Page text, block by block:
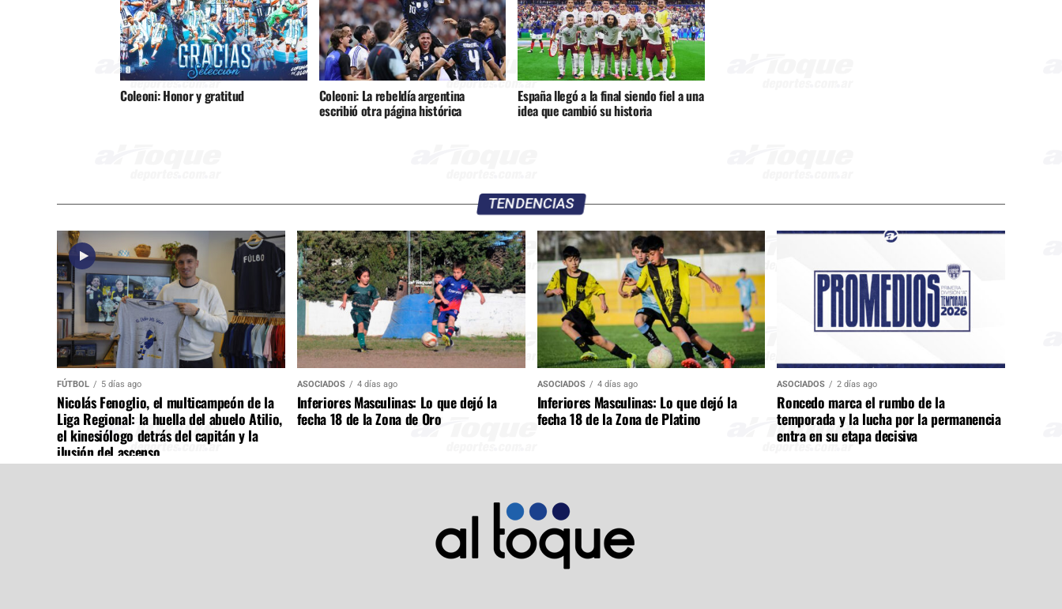
Coleoni: Honor y gratitud Coleoni: La rebeldía argentina
escribió otra página histórica
España llegó a la final siendo fiel a una
idea que cambió su historia
TENDENCIAS
FÚTBOL 5 días ago
Nicolás Fenoglio, el multicampeón de la
Liga Regional: la huella del abuelo Atilio,
el kinesiólogo detrás del capitán y la
ilusión del ascenso
ASOCIADOS 4 días ago
Inferiores Masculinas: Lo que dejó la
fecha 18 de la Zona de Oro
ASOCIADOS 4 días ago
Inferiores Masculinas: Lo que dejó la
fecha 18 de la Zona de Platino
ASOCIADOS 2 días ago
Roncedo marca el rumbo de la
temporada y la lucha por la permanencia
entra en su etapa decisiva